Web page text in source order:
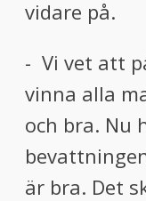
vidare på.
- Vi vet att
vinna alla
och bra. Nu
är bra. Det